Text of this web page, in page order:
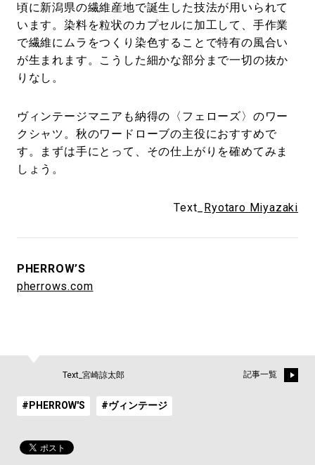
頃に新潟県の繊維産地で誕生した技法が用いられて
います。染料を粒状のカプセルに加工して、手作業
で繊維にムラをつくり染色することで特有の風合い
が生まれます。こうした細かな部分まで一切の抜か
りなし。
ヴィンテージマニアも納得の〈フェローズ〉のワー
クシャツ。秋のワードローブの主役におすすめで
す。まずは手にとって、その仕上がりを確めてみま
しょう。
Text_ Ryotaro Miyazaki
PHERROW’S
pherrows.com
Text_宮崎諒太郎 記事一覧
#PHERROW'S #ヴィンテージ